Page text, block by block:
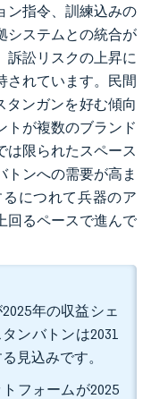
ン指令、訓練込みの
システムとの統合が
訴訟リスクの上昇に
されています。民間
タンガンを好む傾向
トが複数のブランド
は限られたスペース
トンへの需要が高ま
るにつれて兵器のア
回るペースで進んで
年の収益シェ
ンバトンは2031
見込みです。
フォームが2025